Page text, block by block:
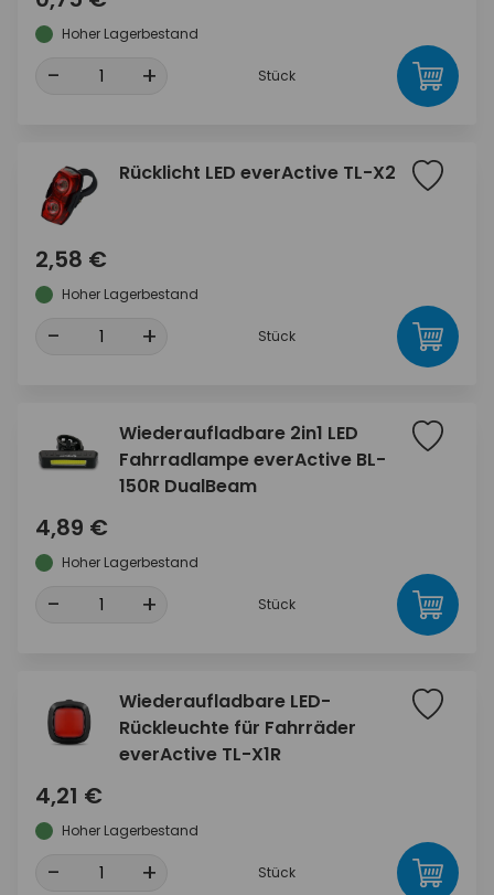
Hoher Lagerbestand
- + Stück
Rücklicht LED everActive TL-X2
2,58 €
Hoher Lagerbestand
- + Stück
Wiederaufladbare 2in1 LED
Fahrradlampe everActive BL-
150R DualBeam
4,89 €
Hoher Lagerbestand
- + Stück
Wiederaufladbare LED-
Rückleuchte für Fahrräder
everActive TL-X1R
4,21 €
Hoher Lagerbestand
- + Stück